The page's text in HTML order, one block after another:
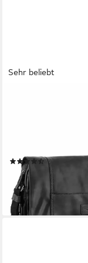
Sehr beliebt
(123)
ab 54,00 €
lieferbar - in 3-5